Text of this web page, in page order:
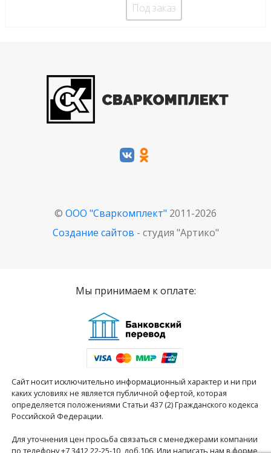
Под заказ
© ООО "Сваркомплект" 2011-2026
Создание сайтов - студия "Артико"
Мы принимаем к оплате:
Сайт носит исключительно информационный характер и ни при
каких условиях не является публичной офертой, которая
определяется положениями Статьи 437 (2) Гражданского кодекса
Российской Федерации.
Для уточнения цен просьба связаться с менеджерами компании
по телефону +7 3412 22-25-10, доб.106. Или написать нам в форме